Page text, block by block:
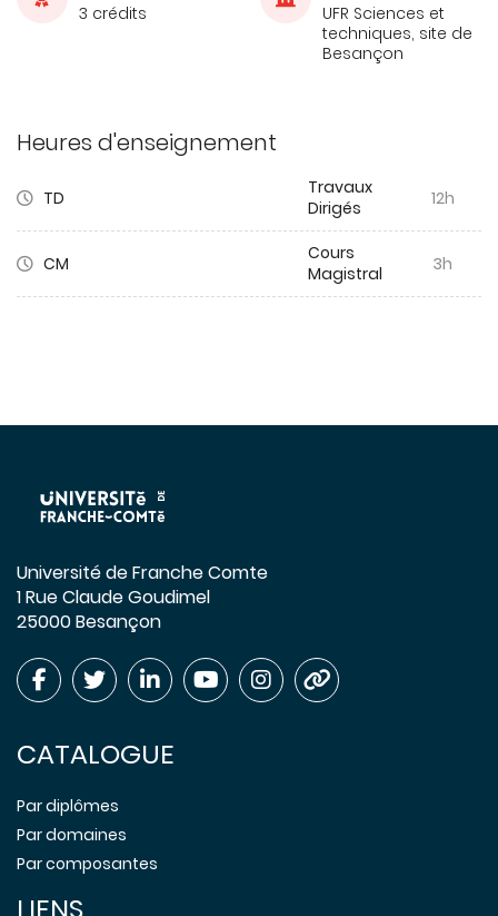
3 crédits
UFR Sciences et
techniques, site de
Besançon
Heures d'enseignement
TD
Travaux
Dirigés
12h
CM
Cours
Magistral
3h
Université de Franche Comte
1 Rue Claude Goudimel
25000 Besançon
CATALOGUE
Par diplômes
Par domaines
Par composantes
LIENS